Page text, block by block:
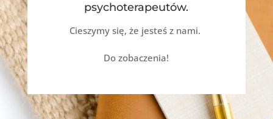
psychoterapeutów.
Cieszymy się, że jesteś z nami.
Do zobaczenia!